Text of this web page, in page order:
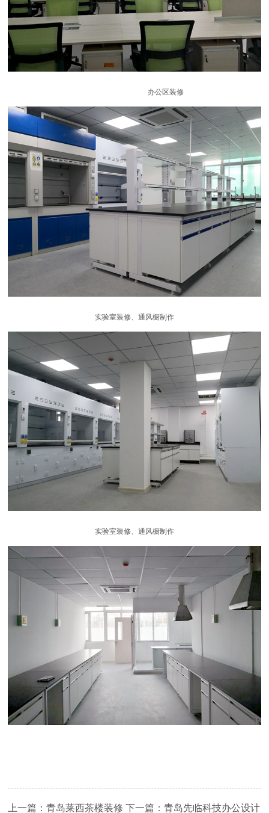
办公区装修
实验室装修、通风橱制作
实验室装修、通风橱制作
上一篇：青岛莱西茶楼装修 下一篇：青岛先临科技办公设计